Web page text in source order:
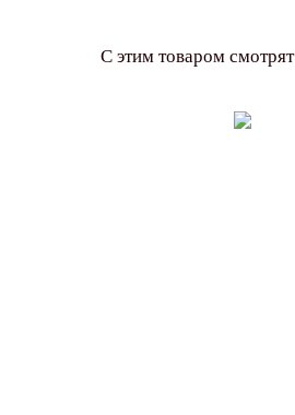
С этим товаром смотрят